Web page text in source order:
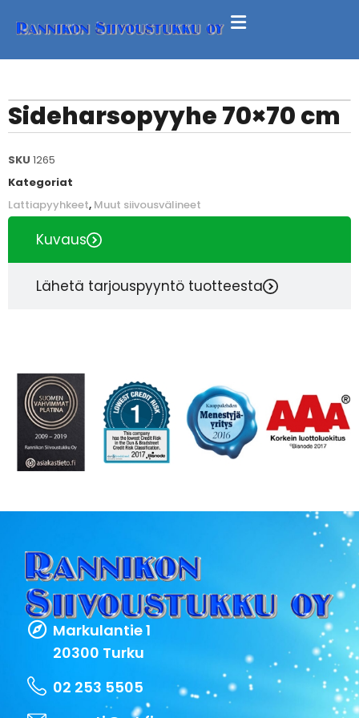
Sideharsopyyhe 70×70 cm
SKU 1265
Kategoriat
Lattiapyyhkeet, Muut siivousvälineet
Kuvaus
Lähetä tarjouspyyntö tuotteesta
Markulantie 1
20300 Turku
02 253 5505